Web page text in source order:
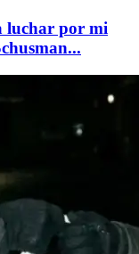
luchar por mi